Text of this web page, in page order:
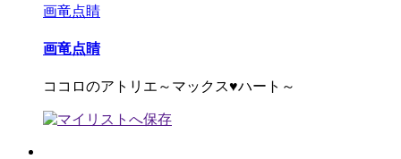
画竜点睛
画竜点睛
ココロのアトリエ～マックス♥ハート～